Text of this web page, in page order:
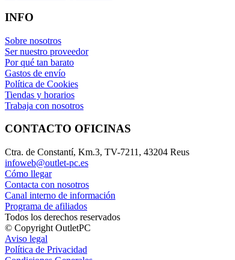
INFO
Sobre nosotros
Ser nuestro proveedor
Por qué tan barato
Gastos de envío
Política de Cookies
Tiendas y horarios
Trabaja con nosotros
CONTACTO OFICINAS
Ctra. de Constantí, Km.3, TV-7211, 43204 Reus
infoweb@outlet-pc.es
Cómo llegar
Contacta con nosotros
Canal interno de información
Programa de afiliados
Todos los derechos reservados
© Copyright OutletPC
Aviso legal
Política de Privacidad